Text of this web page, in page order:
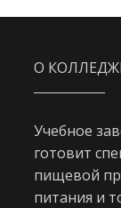
О
Учебное
готовит
пищевой
питания и